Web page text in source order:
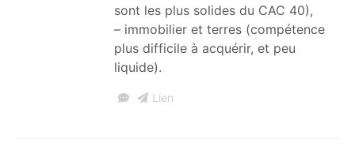
sont les plus solides du CAC 40),
– immobilier et terres (compétence
plus difficile à acquérir, et peu
liquide).
Lien